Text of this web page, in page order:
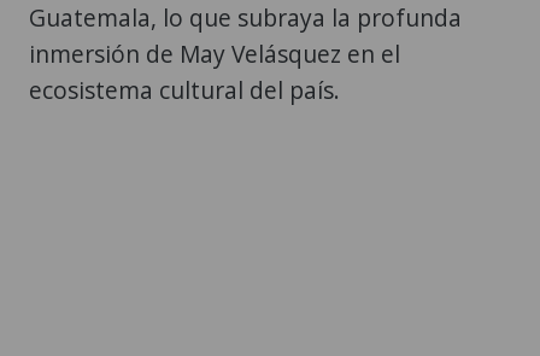
Guatemala, lo que subraya la profunda
inmersión de May Velásquez en el
ecosistema cultural del país.